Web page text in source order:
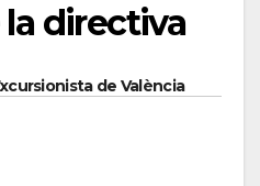
directiva
de València